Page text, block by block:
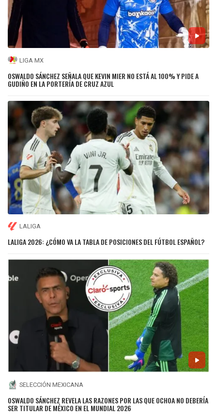
LIGA MX
OSWALDO SÁNCHEZ SEÑALA QUE KEVIN MIER NO ESTÁ AL 100% Y PIDE A
GUDIÑO EN LA PORTERÍA DE CRUZ AZUL
LALIGA
LALIGA 2026: ¿CÓMO VA LA TABLA DE POSICIONES DEL FÚTBOL ESPAÑOL?
SELECCIÓN MEXICANA
OSWALDO SÁNCHEZ REVELA LAS RAZONES POR LAS QUE OCHOA NO DEBERÍA
SER TITULAR DE MÉXICO EN EL MUNDIAL 2026